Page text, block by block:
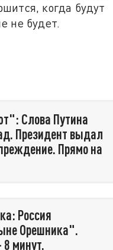
когда будут
не будет.
Слова Путина
Президент выдал
Прямо на
Россия
Орешника".
минут.